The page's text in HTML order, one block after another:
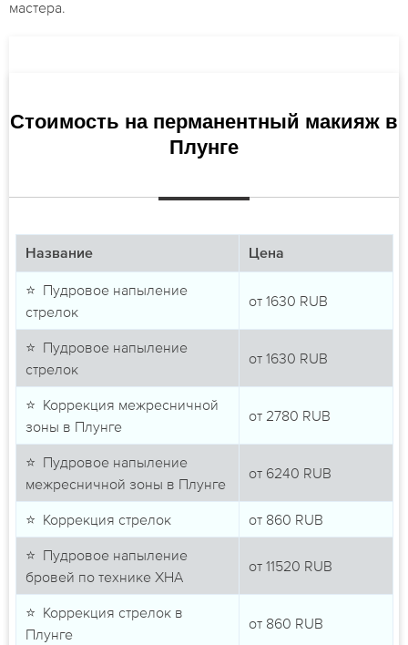
мастера.
Стоимость на перманентный макияж в
Плунге
Название Цена
⭐ Пудровое напыление
стрелок
от 1630 RUB
⭐ Пудровое напыление
стрелок
от 1630 RUB
⭐ Коррекция межресничной
зоны в Плунге
от 2780 RUB
⭐ Пудровое напыление
межресничной зоны в Плунге
от 6240 RUB
⭐ Коррекция стрелок от 860 RUB
⭐ Пудровое напыление
бровей по технике ХНА
от 11520 RUB
⭐ Коррекция стрелок в
Плунге
от 860 RUB